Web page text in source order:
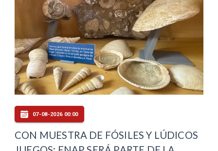
07-08-2026 00:00
CON MUESTRA DE FÓSILES Y LÚDICOS